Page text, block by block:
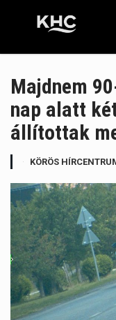
Majdnem
nap alatt
állítottak
KÖRÖS